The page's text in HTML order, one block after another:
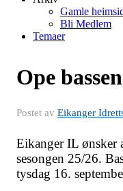
Gamle
Bli Medlem
Temaer
Ope
Postet av Eikanger
Eikanger IL ønsker
sesongen 25/26.
tysdag 16.